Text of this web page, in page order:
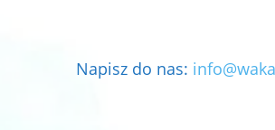
Napisz do nas: